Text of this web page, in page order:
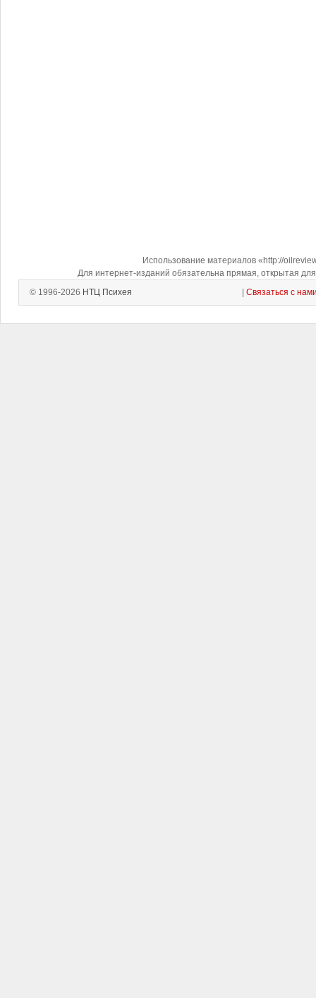
Использование материалов «http://
Для интернет-изданий обязательна прямая, открытая
© 1996-2026 НТЦ Психея Связаться с